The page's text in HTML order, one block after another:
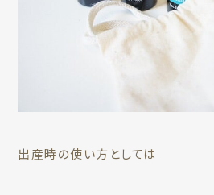
出産時の使い方としては